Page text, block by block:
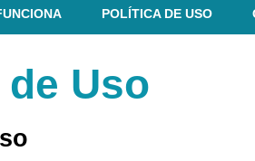
POLÍTICA DE USO
Uso